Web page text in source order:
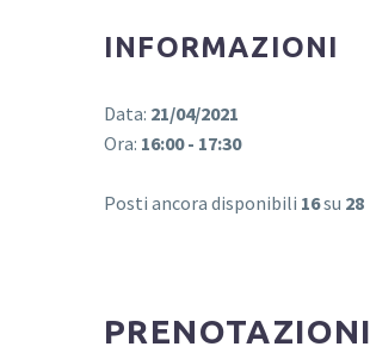
INFORMAZIONI
Data: 21/04/2021
Ora: 16:00 - 17:30
Posti ancora disponibili 16su 28
PRENOTAZIONI